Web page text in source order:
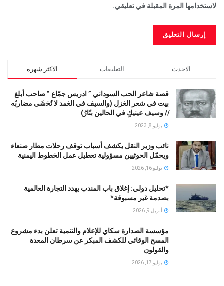
لاستخدامها المرة المقبلة في تعليقي.
الاكثر شهرة التعليقات الاحدث
قصة شاعر الحب السوداني ” ادريس جمّاع ” صاحب أبلغ
بيت في شعر الغزل (وﺍﻟﺴﻴﻒ ﻓﻲ الغمد ﻻ ﺗُﺨشَى مضاربُه
// ﻭﺳﻴﻒ ﻋﻴﻨﻴﻚٍ ﻓﻲ ﺍﻟﺤﺎﻟﻴﻦ ﺑﺘّﺎﺭُ)
يوليو 8, 2023
نائب وزير النقل يكشف أسباب توقف رحلات مطار صنعاء
ويحمّل الحوثيين مسؤولية تعطيل عمل الخطوط اليمنية
يوليو 16, 2026
*تحليل دولي: إغلاق باب المندب يهدد التجارة العالمية
بصدمة غير مسبوقة*
أبريل 9, 2026
مؤسسة الصدارة سكاي للإعلام والتنمية تعلن بدء مشروع
المسح الوقائي للكشف المبكر عن سرطان المعدة
والقولون
يوليو 17, 2026